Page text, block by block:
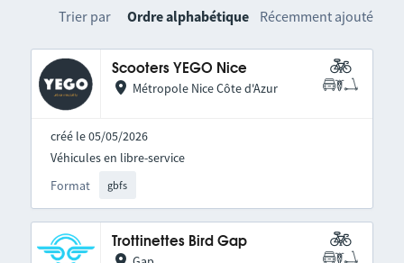
Trier par Ordre alphabétique Récemment ajouté
Scooters YEGO Nice
Métropole Nice Côte d'Azur
créé le 05/05/2026
Format gbfs
Véhicules en libre-service
Trottinettes Bird Gap